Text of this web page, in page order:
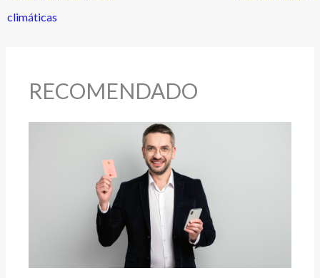
climáticas
RECOMENDADO